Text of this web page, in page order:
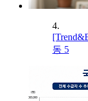
4.
동 5